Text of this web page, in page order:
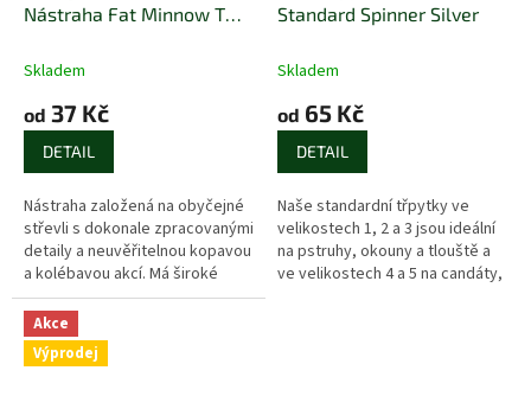
Nástraha Fat Minnow T
Skladem
od 37 Kč
DETAIL
Nástraha založená na obyčejné
střevli s dokonale zpracovanými
detaily a neuvěřitelnou kopavou
a kolébavou akcí. Má široké
tělo, perfektně se hodí pro
kulaté i stand-up jigové...
Standard Spinner Silver
Skladem
od 65 Kč
DETAIL
Naše standardní třpytky ve
velikostech 1, 2 a 3 jsou ideální
na pstruhy, okouny a tlouště a
ve velikostech 4 a 5 na candáty,
Akce
Výprodej